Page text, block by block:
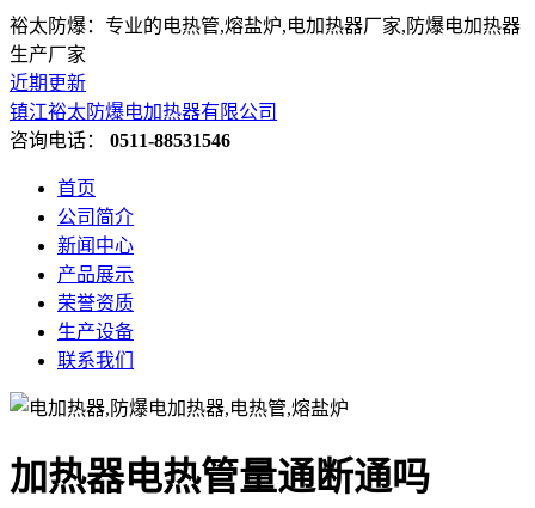
裕太防爆：专业的电热管,熔盐炉,电加热器厂家,防爆电加热器
生产厂家
近期更新
镇江裕太防爆电加热器有限公司
咨询电话： 0511-88531546
首页
公司简介
新闻中心
产品展示
荣誉资质
生产设备
联系我们
加热器电热管量通断通吗